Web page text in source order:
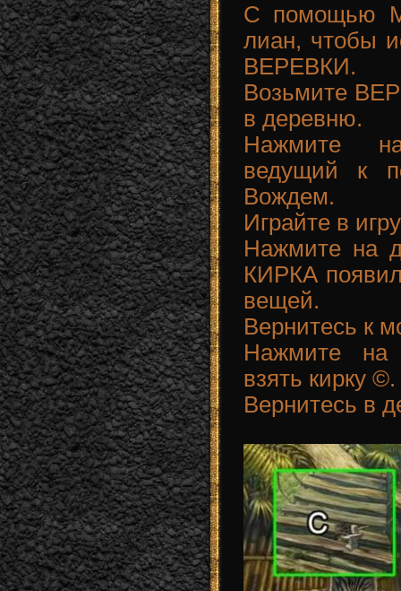
С помощью
лиан, чтобы
ВЕРЕВКИ.
Возьмите
в деревню.
Нажмите
ведущий к
Вождем.
Играйте в
Нажмите на
КИРКА
вещей.
Вернитесь к
Нажмите на
взять кирку ©.
Вернитесь в